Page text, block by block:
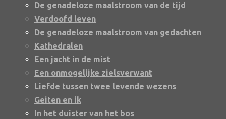
De genadeloze maalstroom van de tijd
Verdoofd leven
De genadeloze maalstroom van gedachten
Kathedralen
Een jacht in de mist
Een onmogelijke zielsverwant
Liefde tussen twee levende wezens
Geiten en ik
In het duister van het bos